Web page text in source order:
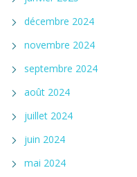
décembre 2024
novembre 2024
septembre 2024
août 2024
juillet 2024
juin 2024
mai 2024